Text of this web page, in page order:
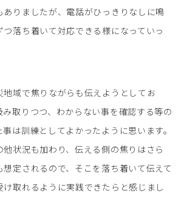
ありましたが、電話がひっきりなしに鳴
つ落ち着いて対応できる様になっていっ
域で焦りながらも伝えようとしてお
み取りつつ、わからない事を確認する等の
は訓練としてよかったように思います。
状況も加わり、伝える側の焦りはさら
定されるので、そこを落ち着いて伝えて
取れるように実践できたらと感じまし